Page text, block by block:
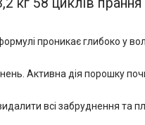
проникає глибоко у
Активна дія порошку
всі забруднення та